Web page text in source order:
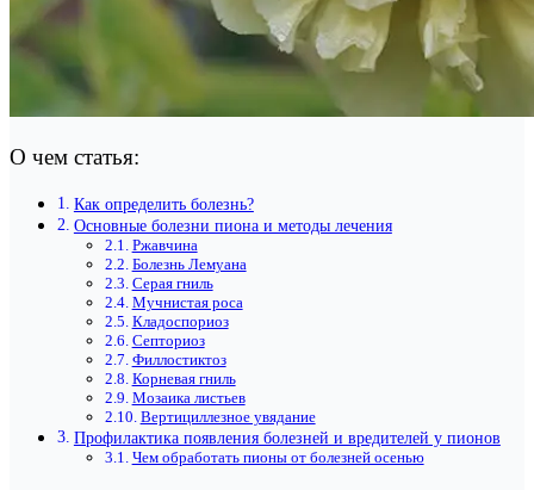
О чем статья:
Как определить болезнь?
Основные болезни пиона и методы лечения
Ржавчина
Болезнь Лемуана
Серая гниль
Мучнистая роса
Кладоспориоз
Септориоз
Филлостиктоз
Корневая гниль
Мозаика листьев
Вертициллезное увядание
Профилактика появления болезней и вредителей у пионов
Чем обработать пионы от болезней осенью